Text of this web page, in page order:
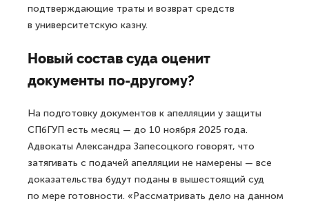
подтверждающие траты и возврат средств
в университетскую казну.
Новый состав суда оценит
документы по-другому?
На подготовку документов к апелляции у защиты
СПбГУП есть месяц — до 10 ноября 2025 года.
Адвокаты Александра Запесоцкого говорят, что
затягивать с подачей апелляции не намерены — все
доказательства будут поданы в вышестоящий суд
по мере готовности. «Рассматривать дело на данном